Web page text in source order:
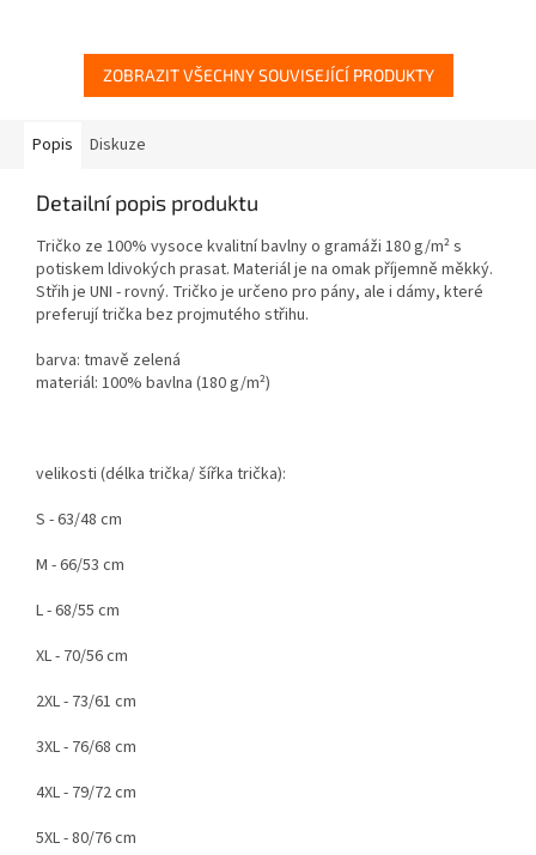
ZOBRAZIT VŠECHNY SOUVISEJÍCÍ PRODUKTY
Popis Diskuze
Detailní popis produktu
Tričko ze 100% vysoce kvalitní bavlny o gramáži 180 g/m² s
potiskem ldivokých prasat. Materiál je na omak příjemně měkký.
Střih je UNI - rovný. Tričko je určeno pro pány, ale i dámy, které
preferují trička bez projmutého střihu.
barva: tmavě zelená
materiál: 100% bavlna (180 g/m²)
velikosti (délka trička/ šířka trička):
S - 63/48 cm
M - 66/53 cm
L - 68/55 cm
XL - 70/56 cm
2XL - 73/61 cm
3XL - 76/68 cm
4XL - 79/72 cm
5XL - 80/76 cm